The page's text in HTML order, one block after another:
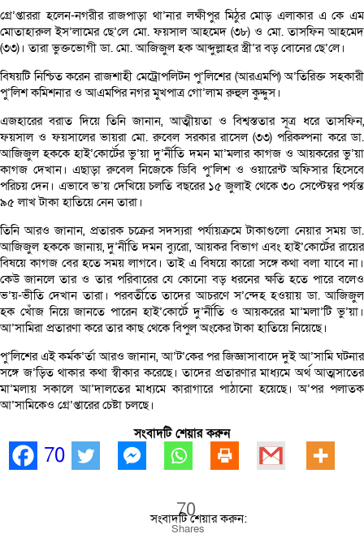
গ্রে’প্তাররা হলেন-নগরীর রাজপাড়া থা’নার লক্ষীপুর মিঠুর মোড় এলাকার এ কে এম
মোতাহারুল ইস’লামের ছে’লে মো. ফয়সাল আহমেদ (৩৮) ও মো. তাসফিন আহমেদ
(৩৩)। তারা ভুক্তভোগী ডা. মো. আজিজুল হক আব্দুল্লাহর স্ত্রী’র বড় বোনের ছে’লে।
বিষয়টি নিশ্চিত করেন রাজশাহী মেট্রোপলিটন পু’লিশের (আরএমপি) অ’তিরিক্ত সহকারী
পু’লিশ কমিশনার ও আএমপির নগর মুখপাত্র গো’লাম রুহুল কুদ্দুস।
এজহারের বরাত দিয়ে তিনি জানান, আত্মীয়তা ও বিশ্বস্ততার সূত্র ধরে তাসফিন,
ফয়সাল ও ফয়সালের ভায়রা মো. রুবেল সরকার রাসেল (৩৩) পরিকল্পনা করে ডা.
আজিজুল হককে হাই’কোর্টের ভু’য়া দু’র্নীতি দমন মা’মলার কাগজ ও আয়করের ভু’য়া
কাগজ দেখান। এছাড়া রুবেল নিজেকে ডিবি পু’লিশ ও ওয়ারেন্ট অফিসার হিসেবে
পরিচয় দেন। এভাবে ভ’য় দেখিয়ে চলতি বছরের ১৫ জুলাই থেকে ৩০ সেপ্টেম্বর পর্যন্ত
৯৫ লাখ টাকা হাতিয়ে নেন তারা।
তিনি আরও জানান, প্রতারক চক্রের সদস্যরা পর্যায়ক্রমে টাকাগুলো নেয়ার সময় ডা.
আজিজুল হককে জানায়, দু’র্নীতি দমন ব্যুরো, আয়কর বিভাগ এবং হাই’কোর্টের রায়ের
বিষয়ে কাগজ বের হতে সময় লাগবে। তাই এ বিষয়ে কারো সঙ্গে কথা বলা যাবে না।
কেউ জানলে তার ও তার পরিবারের যে কোনো বড় ধরনের ক্ষতি হতে পারে বলেও
ভ’য়-ভীতি দেখান তারা। পরবর্তীতে তাদের আচরণে স’ন্দেহ হওয়ায় ডা. আজিজুল
হক খোঁজ নিয়ে জানতে পারেন হাই’কোর্টে দু’র্নীতি ও আয়করের মা’মলা’টি ভু’য়া।
আ’সামিরা প্রতারণা করে তার কাছ থেকে বিপুল অংকের টাকা হাতিয়ে নিয়েছে।
পু’লিশের এই কর্মক’র্তা আরও জানান, আ’ট’কের পর জিজ্ঞাসাবাদে দুই আ’সামি ঘটনার
সঙ্গে জ’ড়িত থাকার কথা স্বীকার করেছে। তাদের প্রতারণার মাধ্যমে অর্থ আত্মসাতের
মা’মলায় সকালে আ’দালতের মাধ্যমে কারাগারে পাঠানো হয়েছে। অ’পর পলাতক
আ’সামিকেও গ্রে’প্তারের চেষ্টা চলছে।
সংবাদটি শেয়ার করুন
70
70
Shares
সংবাদটি শেয়ার করুন: